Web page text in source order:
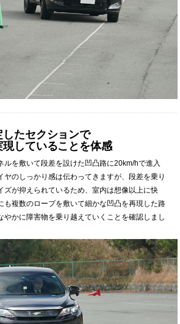
たセクションで
していることを体感
ルを敷いて段差を設けた凹凸路に20km/hで進入
ヤのしっかり感は伝わってきますが、段差を乗り
ズが抑えられているため、室内は想像以上に快
も複数のロープを敷いて細かな凹凸を再現した路
やかに障害物を乗り越えていくことを確認しまし